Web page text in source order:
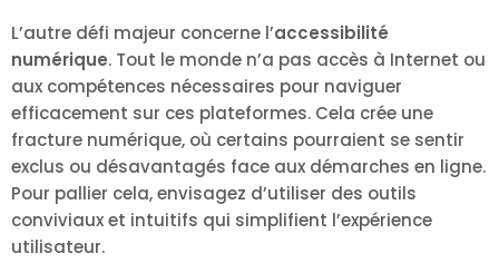
L’autre défi majeur concerne l’accessibilité
numérique. Tout le monde n’a pas accès à Internet ou
aux compétences nécessaires pour naviguer
efficacement sur ces plateformes. Cela crée une
fracture numérique, où certains pourraient se sentir
exclus ou désavantagés face aux démarches en ligne.
Pour pallier cela, envisagez d’utiliser des outils
conviviaux et intuitifs qui simplifient l’expérience
utilisateur.